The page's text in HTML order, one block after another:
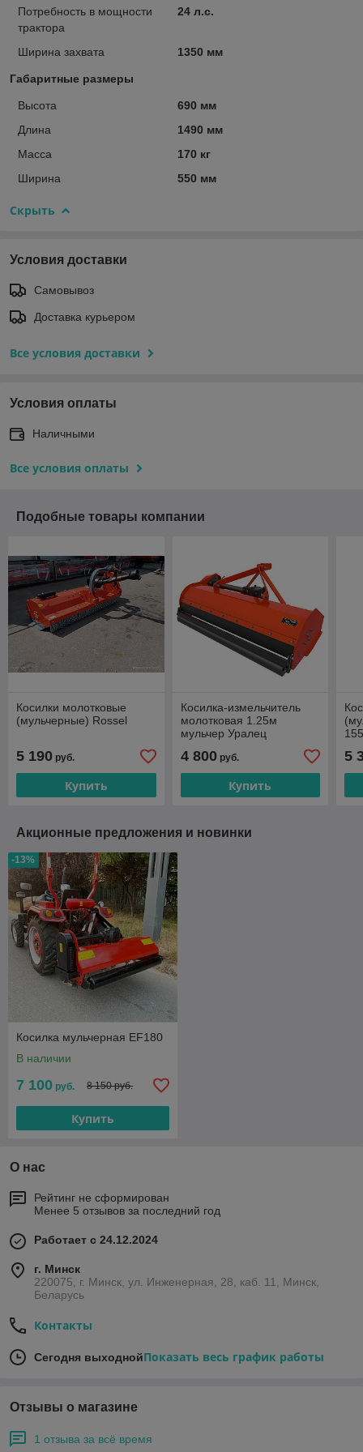
Потребность в мощности
трактора
24 л.с.
Ширина захвата 1350 мм
Габаритные размеры
Высота
690 мм
Длина
1490 мм
Масса
170 кг
Ширина
550 мм
Скрыть
Условия доставки
Самовывоз
Доставка курьером
Все условия доставки
Условия оплаты
Наличными
Все условия оплаты
Подобные товары компании
Косилки молотковые
(мульчерные) Rossel
5 190 руб.
Купить
Косилка-измельчитель
молотковая 1.25м
мульчер Уралец
4 800руб.
Купить
5
Акционные предложения и новинки
-13%
Косилка мульчерная EF180
В наличии
7 100 руб. 8 150 руб.
Купить
О нас
Рейтинг не сформирован
Менее 5 отзывов за последний год
Работает с 24.12.2024
г. Минск
220075, г. Минск, ул. Инженерная, 28, каб. 11, Минск,
Беларусь
Контакты
Сегодня выходнойПоказать весь график работы
Отзывы о магазине
1 отзыва за всё время